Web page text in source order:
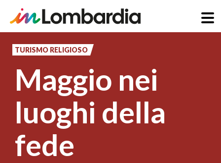
principale
TURISMO RELIGIOSO
Maggio nei
luoghi della
fede